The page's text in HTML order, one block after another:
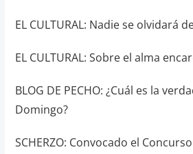
EL CULTURAL: Nadie se olvidará
EL CULTURAL: Sobre el alma
BLOG DE PECHO: ¿Cuál es la
Domingo?
SCHERZO: Convocado el